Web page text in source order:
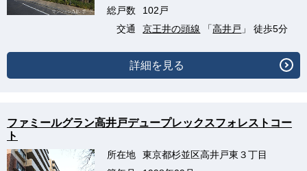
総戸数
102戸
交通
京王井の頭線 「高井戸 」 徒歩5分
詳細を見る
ファミールグラン高井戸デュープレックスフォレストコー
ト
所在地
東京都杉並区高井戸東３丁目